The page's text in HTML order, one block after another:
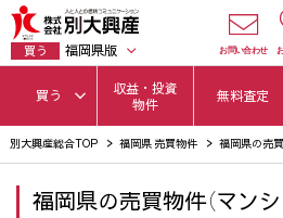
買う 福岡県版 お問い合わせ
買う
収益・投資
物件
無料査定
別大興産総合TOP 福岡県 売買物件 福岡県の売
福岡県の売買物件（マンシ